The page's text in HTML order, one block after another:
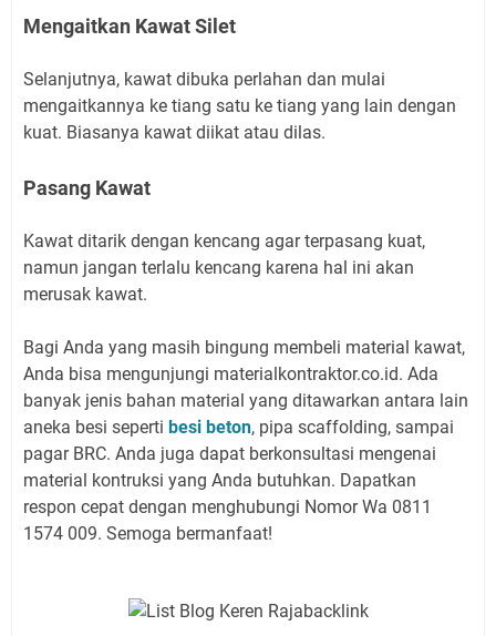
Mengaitkan Kawat Silet
Selanjutnya, kawat dibuka perlahan dan mulai
mengaitkannya ke tiang satu ke tiang yang lain dengan
kuat. Biasanya kawat diikat atau dilas.
Pasang Kawat
Kawat ditarik dengan kencang agar terpasang kuat,
namun jangan terlalu kencang karena hal ini akan
merusak kawat.
Bagi Anda yang masih bingung membeli material kawat,
Anda bisa mengunjungi materialkontraktor.co.id. Ada
banyak jenis bahan material yang ditawarkan antara lain
aneka besi seperti besi beton, pipa scaffolding, sampai
pagar BRC. Anda juga dapat berkonsultasi mengenai
material kontruksi yang Anda butuhkan. Dapatkan
respon cepat dengan menghubungi Nomor Wa 0811
1574 009. Semoga bermanfaat!